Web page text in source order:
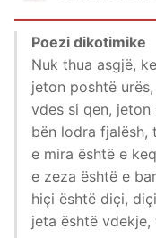
Poezi dikotimike
Nuk thua asgjë,
jeton poshtë
vdes si qen,
bën lodra fjalësh,
e mira është e
e zeza është e
hiçi është diçi,
jeta është